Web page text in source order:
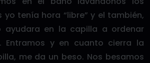
yo tenía hora “libre” y el también,
ayudara en la capilla a ordenar
Entramos y en cuanto cierra la
me da un beso. Nos besamos